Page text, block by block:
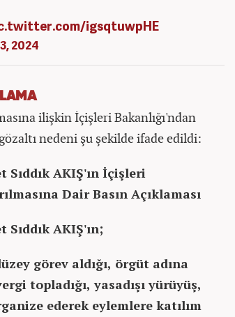
igsqtuwpHE
2024
ilişkin İçişleri Bakanlığı'ndan
gözaltı nedeni şu şekilde ifade edildi:
AKIŞ'ın İçişleri
Dair Basın Açıklaması
AKIŞ'ın;
görev aldığı, örgüt adına
topladığı, yasadışı yürüyüş,
ederek eylemlere katılım